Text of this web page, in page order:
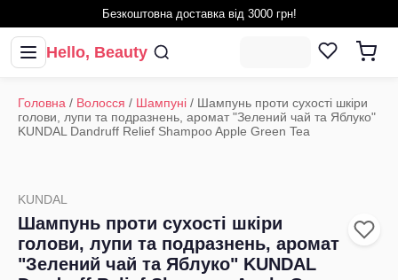
Безкоштовна доставка від 3000 грн!
Hello, Beauty
Головна / Волосся / Шампуні / Шампунь проти сухості шкіри
голови, лупи та подразнень, аромат "Зелений чай та Яблуко"
KUNDAL Dandruff Relief Shampoo Apple Green Tea
KUNDAL
Шампунь проти сухості шкіри
голови, лупи та подразнень, аромат
"Зелений чай та Яблуко" KUNDAL